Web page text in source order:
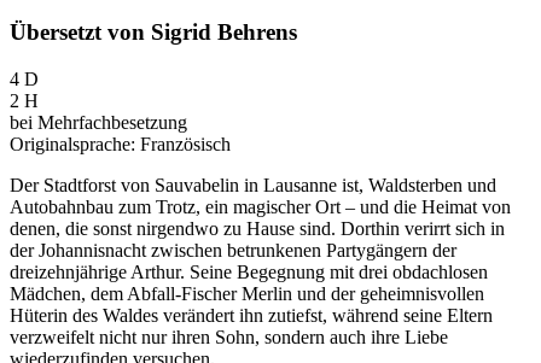
Übersetzt von Sigrid Behrens
4 D
2 H
bei Mehrfachbesetzung
Originalsprache: Französisch
Der Stadtforst von Sauvabelin in Lausanne ist, Waldsterben und
Autobahnbau zum Trotz, ein magischer Ort – und die Heimat von
denen, die sonst nirgendwo zu Hause sind. Dorthin verirrt sich in
der Johannisnacht zwischen betrunkenen Partygängern der
dreizehnjährige Arthur. Seine Begegnung mit drei obdachlosen
Mädchen, dem Abfall-Fischer Merlin und der geheimnisvollen
Hüterin des Waldes verändert ihn zutiefst, während seine Eltern
verzweifelt nicht nur ihren Sohn, sondern auch ihre Liebe
wiederzufinden versuchen.